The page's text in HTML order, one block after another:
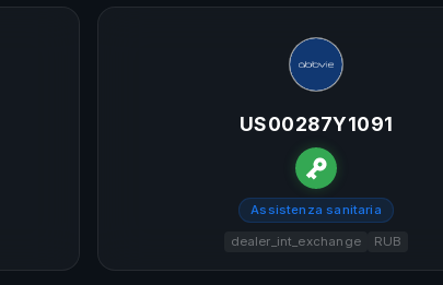
US00287Y1091
Assistenza sanitaria
dealer_int_exchange RUB